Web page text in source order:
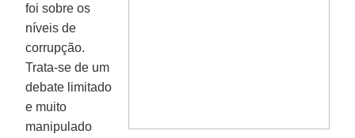
foi sobre os
níveis de
corrupção.
Trata-se de um
debate limitado
e muito
manipulado